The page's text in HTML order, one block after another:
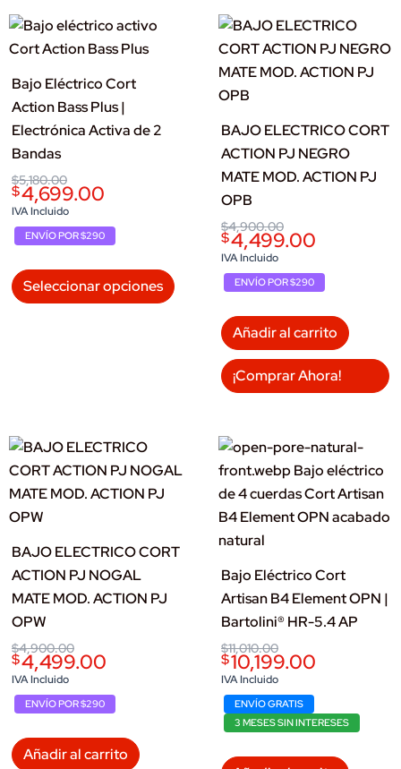
Bajo Eléctrico Cort
Action Bass Plus |
Electrónica Activa de 2
Bandas
$5,180.00
Original
price
was:
$5,180.00.
$4,699.00
Current
price
is:
$4,699.00.
IVA Incluido
ENVÍO POR $290
Seleccionar opciones
múltiples
variantes.
pueden
producto
BAJO ELECTRICO CORT
ACTION PJ NEGRO
MATE MOD. ACTION PJ
OPB
$4,900.00
Original
price
was:
$4,900.00.
$4,499.00
Current
price
is:
$4,499.00.
IVA Incluido
ENVÍO POR $290
Añadir al carrito
¡Comprar Ahora!
BAJO ELECTRICO CORT
ACTION PJ NOGAL
MATE MOD. ACTION PJ
OPW
$4,900.00
Original
price
was:
$4,900.00.
$4,499.00
Current
price
is:
$4,499.00.
IVA Incluido
ENVÍO POR $290
Añadir al carrito
Bajo Eléctrico Cort
Artisan B4 Element OPN |
Bartolini® HR-5.4 AP
$11,010.00
Original
price
was:
$11,010.00.
$10,199.00
Current
price
is:
$10,199.00.
IVA Incluido
ENVÍO GRATIS
3 MESES SIN INTERESES